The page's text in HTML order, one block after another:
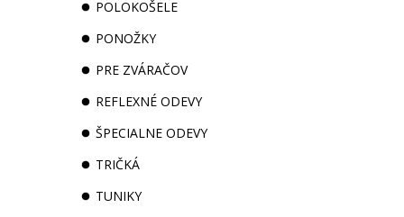
POLOKOŠELE
PONOŽKY
PRE ZVÁRAČOV
REFLEXNÉ ODEVY
ŠPECIALNE ODEVY
TRIČKÁ
TUNIKY